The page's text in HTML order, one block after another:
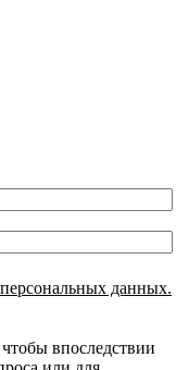
данных.
впоследствии